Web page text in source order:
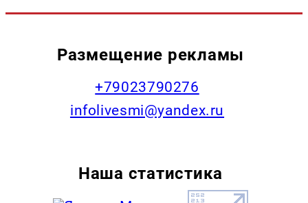
Размещение рекламы
+79023790276
infolivesmi@yandex.ru
Наша статистика